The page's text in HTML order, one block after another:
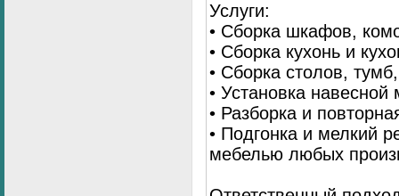
Услуги:
• Сборка шкафов,
• Сборка кухонь и
• Сборка столов,
• Установка
• Разборка и
• Подгонка и мелкий
мебелью любых